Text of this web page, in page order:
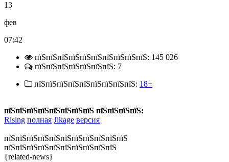
13
фев
07:42
пїЅпїЅпїЅпїЅпїЅпїЅпїЅпїЅпїЅпїЅ: 145 026
пїЅпїЅпїЅпїЅпїЅпїЅпїЅ: 7
пїЅпїЅпїЅпїЅпїЅпїЅпїЅпїЅпїЅ: 18+
пїЅпїЅпїЅпїЅпїЅпїЅпїЅпїЅ пїЅпїЅпїЅпїЅ:
Rising полная Jikage версия
пїЅпїЅпїЅпїЅпїЅпїЅпїЅпїЅпїЅпїЅпїЅ
пїЅпїЅпїЅпїЅпїЅпїЅпїЅпїЅпїЅпїЅ
{related-news}